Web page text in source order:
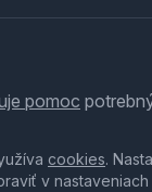
pomoc
cookies.
v nastaveniach